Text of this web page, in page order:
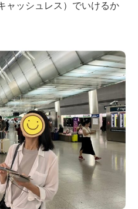
ャッシュレス）でいけるか